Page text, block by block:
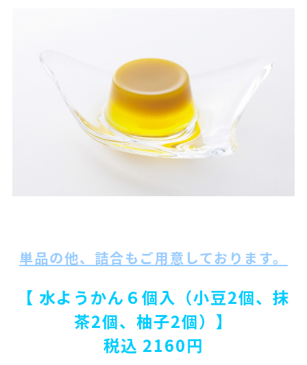
単品の他、詰合もご用意しております。
【 水ようかん６個入（小豆2個、抹
茶2個、柚子2個）】
税込 2160円